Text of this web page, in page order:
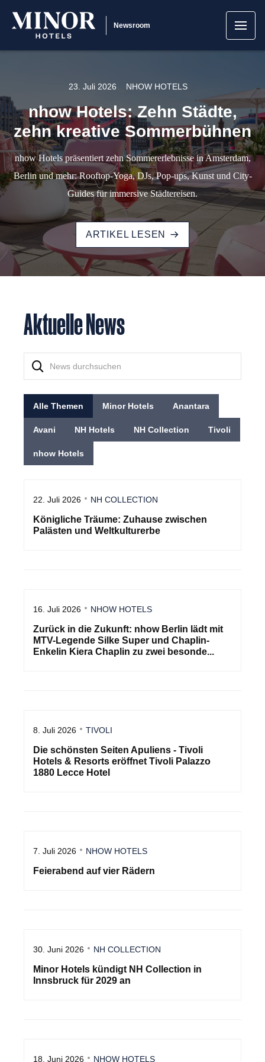
Newsroom
23. Juli 2026 NHOW HOTELS
nhow Hotels: Zehn Städte,
zehn kreative Sommerbühnen
nhow Hotels präsentiert zehn Sommererlebnisse in Amsterdam,
Berlin und mehr: Rooftop-Yoga, DJs, Pop-ups, Kunst und City-
Guides für immersive Städtereisen.
ARTIKEL LESEN
Aktuelle News
Alle Themen Minor Hotels Anantara
Avani NH Hotels NH Collection Tivoli
nhow Hotels
22. Juli 2026 NH COLLECTION
Königliche Träume: Zuhause zwischen
Palästen und Weltkulturerbe
16. Juli 2026 NHOW HOTELS
Zurück in die Zukunft: nhow Berlin lädt mit
MTV-Legende Silke Super und Chaplin-
Enkelin Kiera Chaplin zu zwei besonde...
8. Juli 2026 TIVOLI
Die schönsten Seiten Apuliens - Tivoli
Hotels & Resorts eröffnet Tivoli Palazzo
1880 Lecce Hotel
7. Juli 2026 NHOW HOTELS
Feierabend auf vier Rädern
30. Juni 2026 NH COLLECTION
Minor Hotels kündigt NH Collection in
Innsbruck für 2029 an
18. Juni 2026 NHOW HOTELS